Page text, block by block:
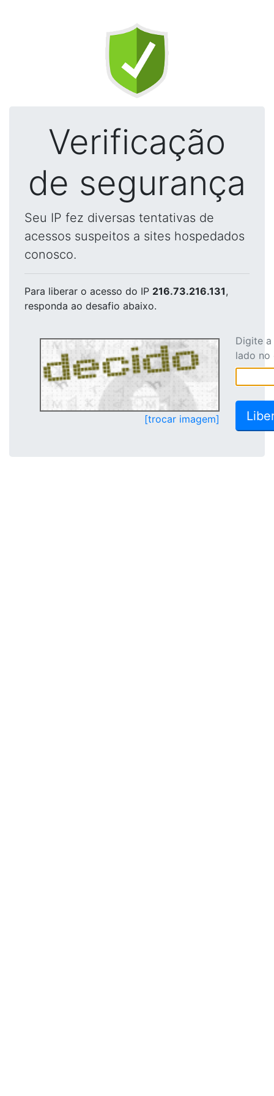
Verificação
de segurança
Seu IP fez diversas tentativas de
acessos suspeitos a sites hospedados
conosco.
Para liberar o acesso do IP 216.73.216.131,
responda ao desafio abaixo.
[trocar imagem]
Digite
lado no